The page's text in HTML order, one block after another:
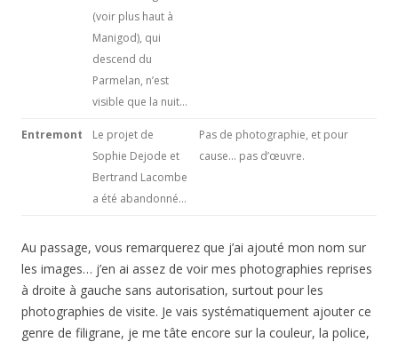
(voir plus haut à
Manigod), qui
descend du
Parmelan, n’est
visible que la nuit…
Entremont
Le projet de
Sophie Dejode et
Bertrand Lacombe
a été abandonné…
Pas de photographie, et pour
cause… pas d’œuvre.
Au passage, vous remarquerez que j’ai ajouté mon nom sur
les images… j’en ai assez de voir mes photographies reprises
à droite à gauche sans autorisation, surtout pour les
photographies de visite. Je vais systématiquement ajouter ce
genre de filigrane, je me tâte encore sur la couleur, la police,